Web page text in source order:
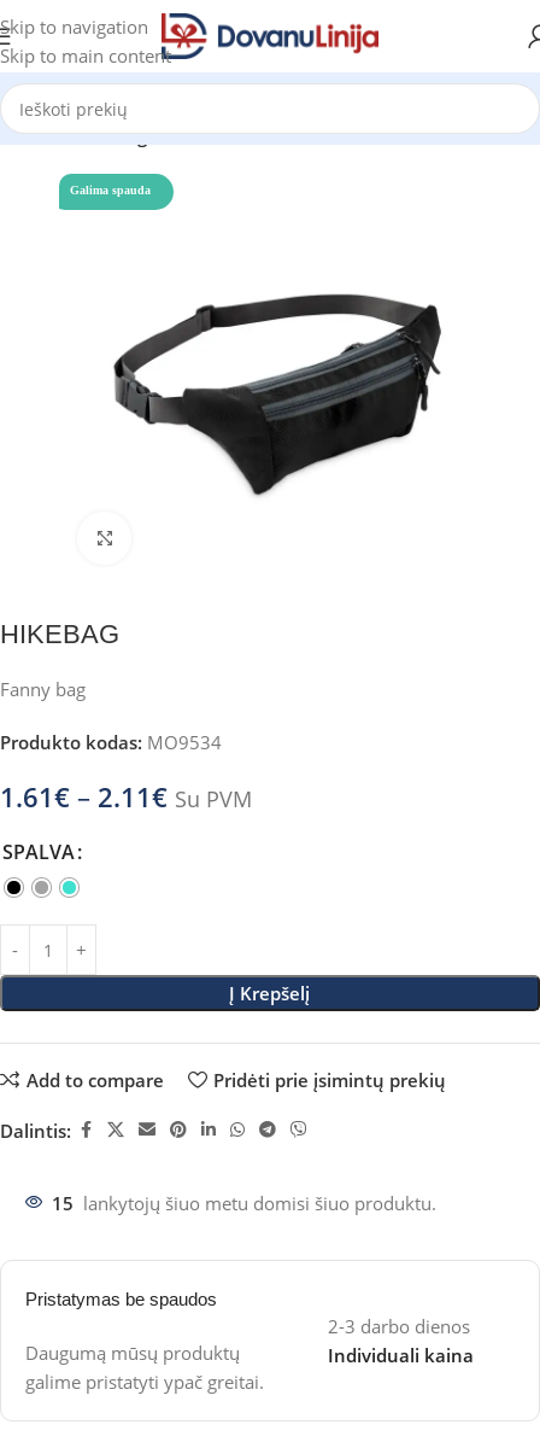
Skip to navigation
Skip to main content
Pradžia Katalogas
Galima spauda
HIKEBAG
Fanny bag
Produkto kodas: MO9534
1.61€ – 2.11€ Su PVM
SPALVA
Į Krepšelį
Add to compare Pridėti prie įsimintų prekių
Dalintis:
15 lankytojų šiuo metu domisi šiuo produktu.
Pristatymas be spaudos
Daugumą mūsų produktų
galime pristatyti ypač greitai.
2-3 darbo dienos
Individuali kaina